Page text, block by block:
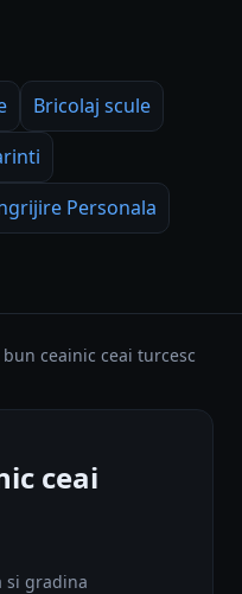
Bricolaj scule
Personala
bun ceainic ceai turcesc
ceai
si gradina